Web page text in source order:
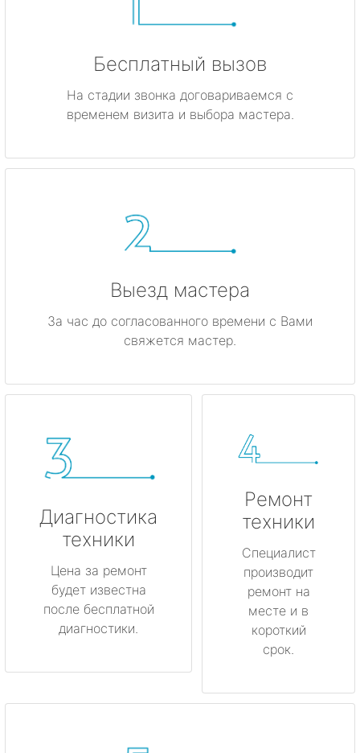
Бесплатный вызов
На стадии звонка договариваемся с
временем визита и выбора мастера.
Выезд мастера
За час до согласованного времени с Вами
свяжется мастер.
Диагностика
техники
Цена за ремонт
будет известна
после бесплатной
диагностики.
Ремонт
техники
Специалист
производит
ремонт на
месте и в
короткий
срок.